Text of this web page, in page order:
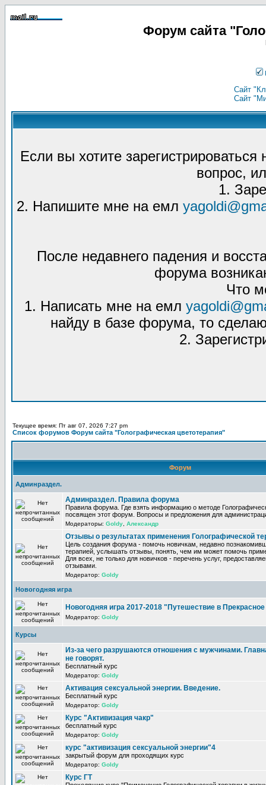
Форум сайта
Сайт
Сайт
Если вы хотите
вопрос,
1.
2. Напишите мне на емл
После недавнего падения и
форума
Что
1. Написать мне на емл
найду в базе форума, то
2.
Текущее время: Пт авг 07, 2026 7:27 pm
Список форумов Форум сайта "Голографическая цветотерапия"
Форум
Админраздел.
Админраздел. Правила форума
Правила форума. Где взять информацию о методе
посвящен этот форум. Вопросы и предложения для
Модераторы: Goldy Александр
Отзывы о результатах применения Голографической
Цель создания форума - помочь новичкам, недавно
терапией, услышать отзывы, понять, чем им может помочь
Для всех, не только для новичков - перечень услуг,
отзывами.
Модератор: Goldy
Новогодняя игра
Новогодняя игра 2017-2018 "Путешествие в
Модератор: Goldy
Курсы
Из-за чего разрушаются отношения с мужчинами.
не говорят.
Бесплатный курс
Модератор: Goldy
Активация сексуальной энергии. Введение.
Бесплатный курс
Модератор: Goldy
Курс "Активизация чакр"
бесплатный курс
Модератор: Goldy
курс "активизация сексуальной энергии"4
закрытый форум для проходящих курс
Модератор: Goldy
Курс ГТ